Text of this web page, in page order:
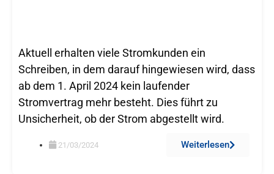
Aktuell erhalten viele Stromkunden ein
Schreiben, in dem darauf hingewiesen wird, dass
ab dem 1. April 2024 kein laufender
Stromvertrag mehr besteht. Dies führt zu
Unsicherheit, ob der Strom abgestellt wird.
21/03/2024 Weiterlesen